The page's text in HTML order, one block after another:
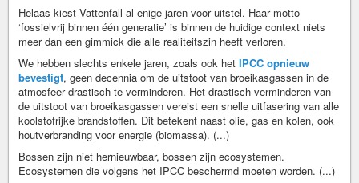
Helaas kiest Vattenfall al enige jaren voor uitstel. Haar motto
‘fossielvrij binnen één generatie’ is binnen de huidige context niets
meer dan een gimmick die alle realiteitszin heeft verloren.
We hebben slechts enkele jaren, zoals ook het IPCC opnieuw
bevestigt, geen decennia om de uitstoot van broeikasgassen in de
atmosfeer drastisch te verminderen. Het drastisch verminderen van
de uitstoot van broeikasgassen vereist een snelle uitfasering van alle
koolstofrijke brandstoffen. Dit betekent naast olie, gas en kolen, ook
houtverbranding voor energie (biomassa). (...)
Bossen zijn niet hernieuwbaar, bossen zijn ecosystemen.
Ecosystemen die volgens het IPCC beschermd moeten worden. (...)